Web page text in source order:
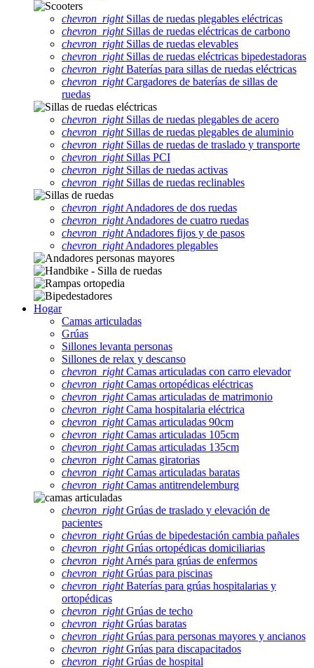
chevron_rightSillas de ruedas plegables eléctricas
chevron_rightSillas de ruedas eléctricas de carbono
chevron_rightSillas de ruedas elevables
chevron_rightSillas de ruedas eléctricas bipedestadoras
chevron_rightBaterías para sillas de ruedas eléctricas
chevron_rightCargadores de baterías de sillas de
ruedas
chevron_rightSillas de ruedas plegables de acero
chevron_rightSillas de ruedas plegables de aluminio
chevron_rightSillas de ruedas de traslado y transporte
chevron_rightSillas PCI
chevron_rightSillas de ruedas activas
chevron_rightSillas de ruedas reclinables
chevron_rightAndadores de dos ruedas
chevron_rightAndadores de cuatro ruedas
chevron_rightAndadores fijos y de pasos
chevron_rightAndadores plegables
Hogar
Camas articuladas
Grúas
Sillones levanta personas
Sillones de relax y descanso
chevron_rightCamas articuladas con carro elevador
chevron_rightCamas ortopédicas eléctricas
chevron_rightCamas articuladas de matrimonio
chevron_rightCama hospitalaria eléctrica
chevron_rightCamas articuladas 90cm
chevron_rightCamas articuladas 105cm
chevron_rightCamas articuladas 135cm
chevron_rightCamas giratorias
chevron_rightCamas articuladas baratas
chevron_rightCamas antitrendelemburg
chevron_rightGrúas de traslado y elevación de
pacientes
chevron_rightGrúas de bipedestación cambia pañales
chevron_rightGrúas ortopédicas domiciliarias
chevron_rightArnés para grúas de enfermos
chevron_rightGrúas para piscinas
chevron_rightBaterías para grúas hospitalarias y
ortopédicas
chevron_rightGrúas de techo
chevron_rightGrúas baratas
chevron_rightGrúas para personas mayores y ancianos
chevron_rightGrúas para discapacitados
chevron_rightGrúas de hospital